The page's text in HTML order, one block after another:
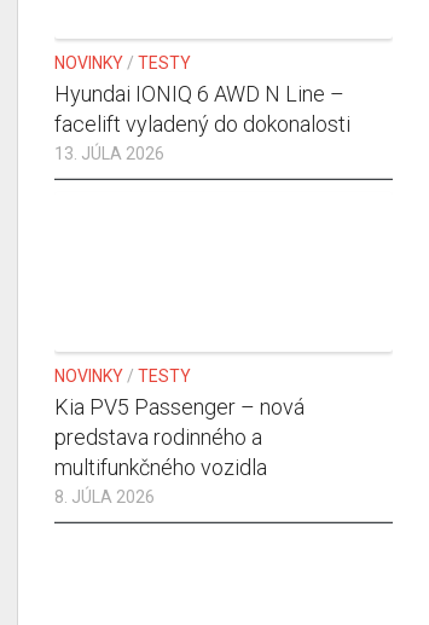
NOVINKY / TESTY
Hyundai IONIQ 6 AWD N Line –
facelift vyladený do dokonalosti
13. JÚLA 2026
NOVINKY / TESTY
Kia PV5 Passenger – nová
predstava rodinného a
multifunkčného vozidla
8. JÚLA 2026